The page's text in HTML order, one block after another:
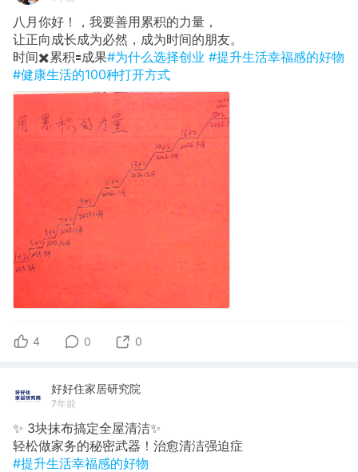
八月你好！，我要善用累积的力量，
让正向成长成为必然，成为时间的朋友。
时间✖️累积🟰成果#为什么选择创业 #提升生活幸福感的好物
#健康生活的100种打开方式
4 0 0
好好住家居研究院
7年前
✨ 3块抹布搞定全屋清洁✨
轻松做家务的秘密武器！治愈清洁强迫症
#提升生活幸福感的好物